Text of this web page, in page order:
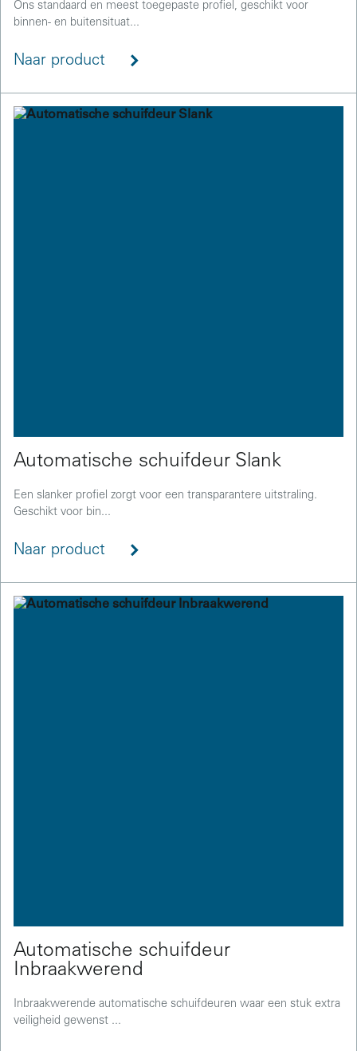
Ons standaard en meest toegepaste profiel, geschikt voor
binnen- en buitensituat...
Naar product
Automatische schuifdeur Slank
Een slanker profiel zorgt voor een transparantere uitstraling.
Geschikt voor bin...
Naar product
Automatische schuifdeur
Inbraakwerend
Inbraakwerende automatische schuifdeuren waar een stuk extra
veiligheid gewenst ...